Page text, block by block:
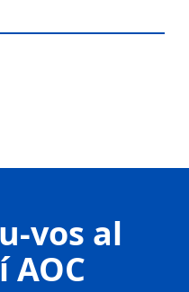
vos al